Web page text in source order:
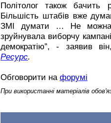
Політолог також бачить
Більшість штабів вже
ЗМІ думати … Не можна
зруйнувала виборчу
демократію”, - заявив
Ресурс.
Обговорити на форумі
При використанні матеріалів